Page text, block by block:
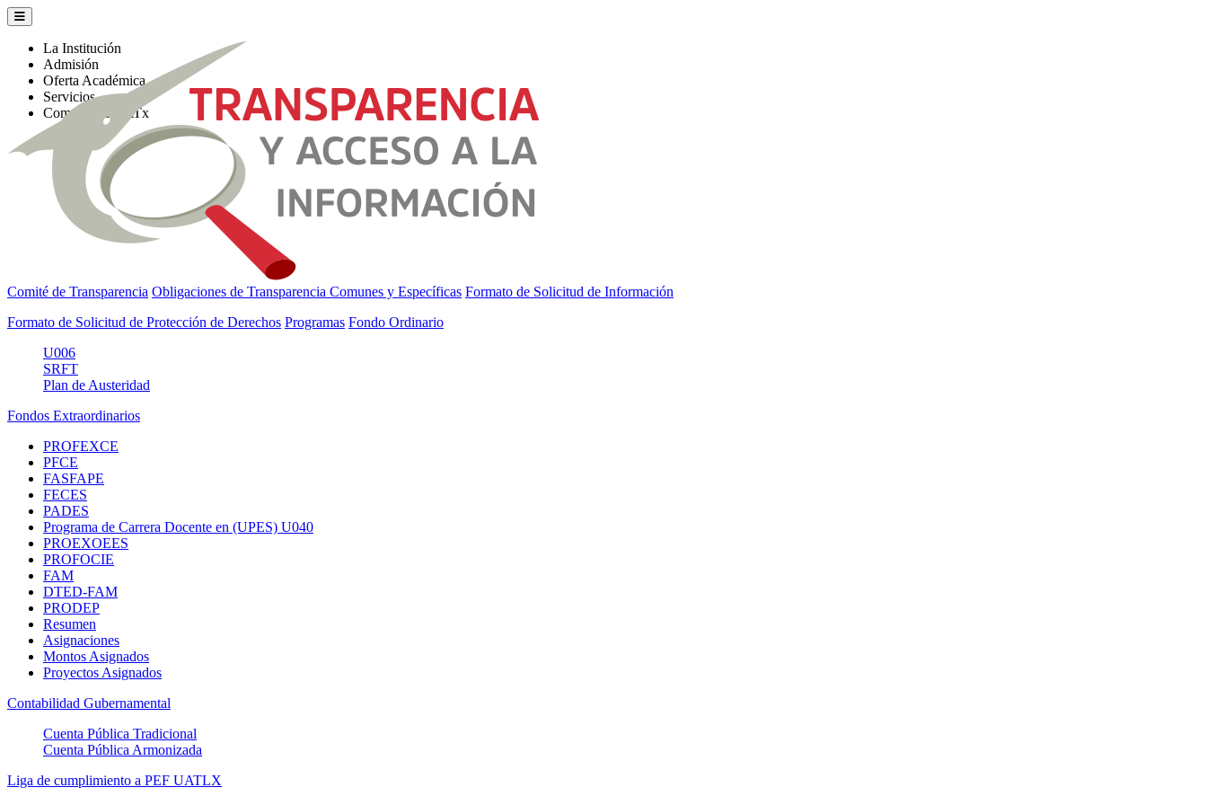
La Institución
Admisión
Oferta Académica
Servicios
Comunidad UATx
Comité de Transparencia Obligaciones de Transparencia Comunes y Específicas Formato de Solicitud de Información
Formato de Solicitud de Protección de Derechos Programas Fondo Ordinario
U006
SRFT
Plan de Austeridad
Fondos Extraordinarios
PROFEXCE
PFCE
FASFAPE
FECES
PADES
Programa de Carrera Docente en (UPES) U040
PROEXOEES
PROFOCIE
FAM
DTED-FAM
PRODEP
Resumen
Asignaciones
Montos Asignados
Proyectos Asignados
Contabilidad Gubernamental
Cuenta Pública Tradicional
Cuenta Pública Armonizada
Liga de cumplimiento a PEF UATLX